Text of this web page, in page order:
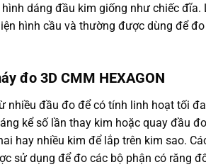
dáng đầu kim giống như chiếc đĩa.
hình cầu và thường được dùng để
đo 3D CMM HEXAGON
nhiều đầu đo để có tính linh hoạt tối
kể số lần thay kim hoặc quay đầu
hay nhiều kim để lắp trên kim sao.
sử dụng để đo các bộ phận có răng